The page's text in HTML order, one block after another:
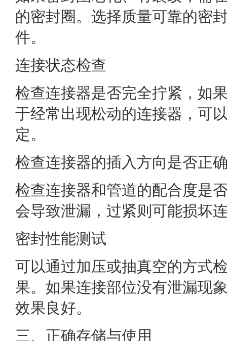
的密封圈。选择质量可靠的密
件。
连接状态检查
检查连接器是否完全拧紧，如
于经常出现松动的连接器，可
定。
检查连接器的插入方向是否正
检查连接器和管道的配合度是
会导致泄漏，过紧则可能损坏
密封性能测试
可以通过加压或抽真空的方式
果。如果连接部位没有泄漏现
效果良好。
三、正确存储与使用